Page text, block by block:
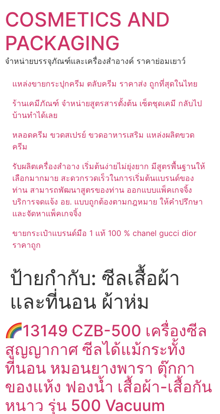
to
content
COSMETICS AND
PACKAGING
จำหน่ายบรรจุภัณฑ์และเครื่องสำอางค์ ราคาย่อมเยาว์
แหล่งขายกระปุกครีม ตลับครีม ราคาส่ง ถูกที่สุดในไทย
ร้านเคมีภัณฑ์ จำหน่ายสูตรสารตั้งต้น เซ็ตชุดเคมี กลับไป
บ้านทำได้เลย
หลอดครีม ขวดสเปรย์ ขวดอาหารเสริม แหล่งผลิตขวด
ครีม
รับผลิตเครื่องสำอาง เริ่มต้นง่ายไม่ยุ่งยาก มีสูตรพื้นฐานให้
เลือกมากมาย สะดวกรวดเร็วในการเริ่มต้นแบรนด์ของ
ท่าน สามารถพัฒนาสูตรของท่าน ออกแบบแพ็คเกจจิ้ง
บริการจดแจ้ง อย. แบบถูกต้องตามกฎหมาย ให้คำปรึกษา
และจัดหาแพ็คเกจจิ้ง
ขายกระเป๋าแบรนด์มือ 1 แท้ 100 % chanel gucci dior
ราคาถูก
ป้ายกำกับ: ซีลเสื้อผ้า
และที่นอน ผ้าห่ม
13149 CZB-500 เครื่องซีล
สูญญากาศ ซีลได้แม้กระทั้ง
ที่นอน หมอนยางพารา ตุ๊กกา
ของแห้ง ฟองน้ำ เสื้อผ้า-เสื้อกัน
หนาว รุ่น 500 Vacuum